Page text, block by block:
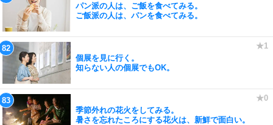
パン派の人は、ご飯を食べてみる。
ご飯派の人は、パンを食べてみる。
個展を見に行く。
知らない人の個展でもOK。
季節外れの花火をしてみる。
暑さを忘れたころにする花火は、新鮮で面白い。